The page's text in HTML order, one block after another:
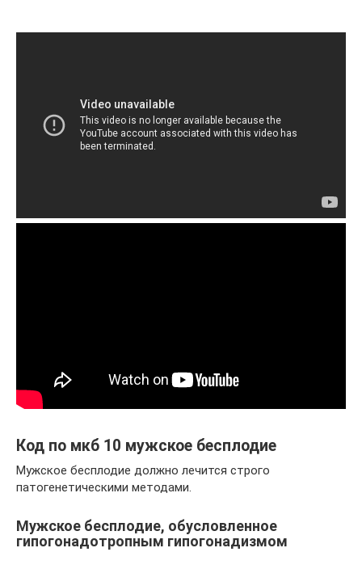
Код по мкб 10 мужское бесплодие
Мужское бесплодие должно лечится строго
патогенетическими методами.
Мужское бесплодие, обусловленное
гипогонадотропным гипогонадизмом